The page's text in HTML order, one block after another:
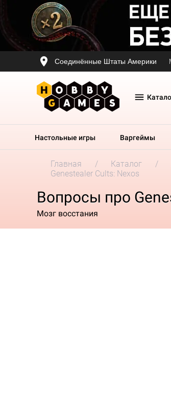
Соединённые Штаты Америки
Настольные игры Варгеймы
Главная Каталог
Genestealer Cults: Nexos
Вопросы про
Мозг восстания